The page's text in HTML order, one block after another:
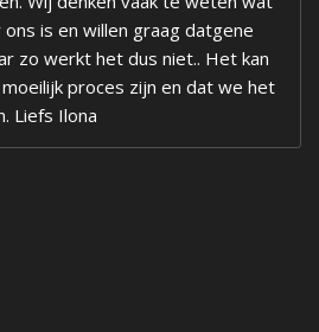
is en willen graag datgene
zo werkt het dus niet.. Het kan
proces zijn en dat we het
Liefs Ilona